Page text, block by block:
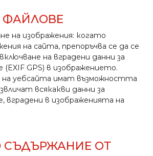
на изображения: когато
на сайта, препоръчва се да се
на вградени данни за
GPS) в изображението.
уебсайта имат възможността
всякакви данни за
вградени в изображенията на
СЪДЪРЖАНИЕ ОТ